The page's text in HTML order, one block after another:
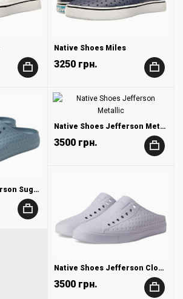
+
Native Shoes Miles
3250 грн. +
Native Shoes Jefferson Sugarlite Clog
+
Native Shoes Jefferson Metallic
3500 грн. +
Native Shoes Jefferson Clog Wanderfoam
3500 грн. +